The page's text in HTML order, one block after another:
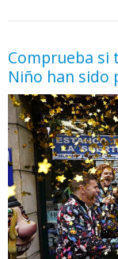
Comprueba si
Niño han sido